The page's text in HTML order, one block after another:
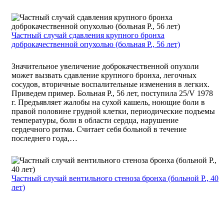
Частный случай сдавления крупного бронха
доброкачественной опухолью (больная Р., 56 лет)
Значительное увеличение доброкачественной опухоли
может вызвать сдавление крупного бронха, легочных
сосудов, вторичные воспалительные изменения в легких.
Приведем пример. Больная Р., 56 лет, поступила 25/V 1978
г. Предъявляет жалобы на сухой кашель, ноющие боли в
правой половине грудной клетки, периодические подъемы
температуры, боли в области сердца, нарушение
сердечного ритма. Считает себя больной в течение
последнего года,…
Частный случай вентильного стеноза бронха (больной Р., 40
лет)